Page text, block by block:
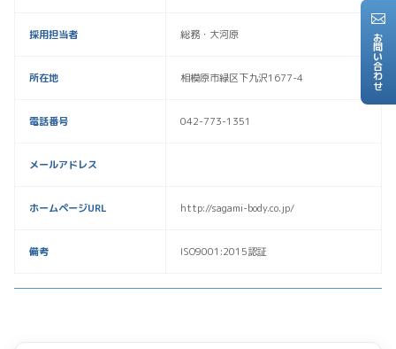
お問い合わせ
採用担当者 総務・大河原
所在地 相模原市緑区下九沢1677-4
電話番号 042-773-1351
メールアドレス
ホームページURL http://sagami-body.co.jp/
備考 ISO9001:2015認証